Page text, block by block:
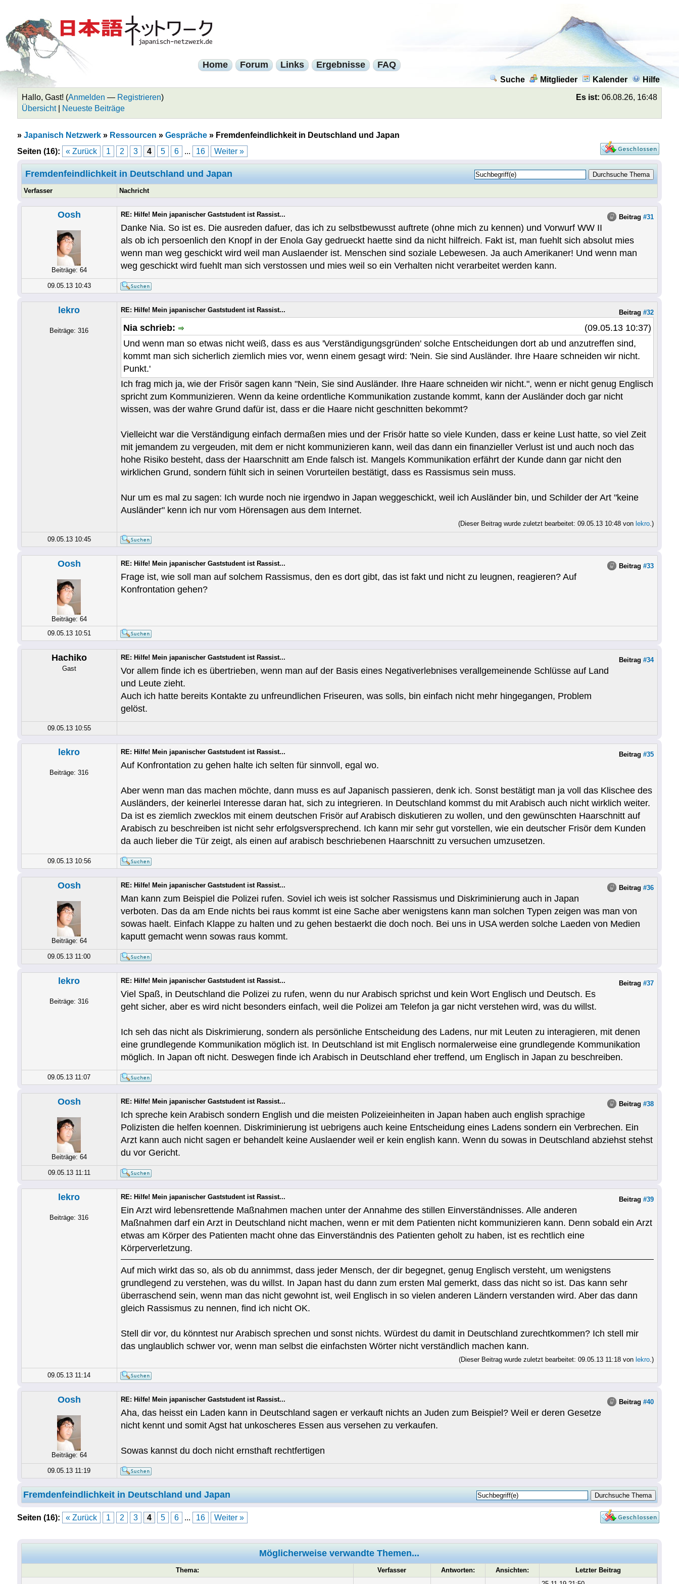
Home Forum Links Ergebnisse FAQ
Suche Mitglieder Kalender Hilfe
Es ist: 06.08.26, 16:48
Hallo, Gast! (Anmelden — Registrieren)
Übersicht| Neueste Beiträge
» Japanisch Netzwerk» Ressourcen » Gespräche» Fremdenfeindlichkeit in Deutschland und Japan
Seiten (16):
« Zurück 1 2 3 4 5 6 ... 16 Weiter »
Fremdenfeindlichkeit in Deutschland und Japan
Verfasser Nachricht
Oosh
Beiträge: 64
Beitrag #31
RE: Hilfe! Mein japanischer Gaststudent ist Rassist...
Danke Nia. So ist es. Die ausreden dafuer, das ich zu selbstbewusst auftrete (ohne mich zu kennen) und Vorwurf WW II
als ob ich persoenlich den Knopf in der Enola Gay gedrueckt haette sind da nicht hilfreich. Fakt ist, man fuehlt sich absolut mies
wenn man weg geschickt wird weil man Auslaender ist. Menschen sind soziale Lebewesen. Ja auch Amerikaner! Und wenn man
weg geschickt wird fuehlt man sich verstossen und mies weil so ein Verhalten nicht verarbeitet werden kann.
09.05.13 10:43
lekro
Beiträge: 316
Beitrag #32
RE: Hilfe! Mein japanischer Gaststudent ist Rassist...
(09.05.13 10:37)
Nia schrieb:
Und wenn man so etwas nicht weiß, dass es aus 'Verständigungsgründen' solche Entscheidungen dort ab und anzutreffen sind,
kommt man sich sicherlich ziemlich mies vor, wenn einem gesagt wird: 'Nein. Sie sind Ausländer. Ihre Haare schneiden wir nicht.
Punkt.'
Ich frag mich ja, wie der Frisör sagen kann "Nein, Sie sind Ausländer. Ihre Haare schneiden wir nicht.", wenn er nicht genug Englisch
spricht zum Kommunizieren. Wenn da keine ordentliche Kommunikation zustande kommt, kann der Ausländer doch gar nicht
wissen, was der wahre Grund dafür ist, dass er die Haare nicht geschnitten bekommt?
Vielleicht war die Verständigung einfach dermaßen mies und der Frisör hatte so viele Kunden, dass er keine Lust hatte, so viel Zeit
mit jemandem zu vergeuden, mit dem er nicht kommunizieren kann, weil das dann ein finanzieller Verlust ist und auch noch das
hohe Risiko besteht, dass der Haarschnitt am Ende falsch ist. Mangels Kommunikation erfährt der Kunde dann gar nicht den
wirklichen Grund, sondern fühlt sich in seinen Vorurteilen bestätigt, dass es Rassismus sein muss.
Nur um es mal zu sagen: Ich wurde noch nie irgendwo in Japan weggeschickt, weil ich Ausländer bin, und Schilder der Art "keine
Ausländer" kenn ich nur vom Hörensagen aus dem Internet.
(Dieser Beitrag wurde zuletzt bearbeitet: 09.05.13 10:48 von lekro.)
09.05.13 10:45
Oosh
Beiträge: 64
Beitrag #33
RE: Hilfe! Mein japanischer Gaststudent ist Rassist...
Frage ist, wie soll man auf solchem Rassismus, den es dort gibt, das ist fakt und nicht zu leugnen, reagieren? Auf
Konfrontation gehen?
09.05.13 10:51
Hachiko
Gast
Beitrag #34
RE: Hilfe! Mein japanischer Gaststudent ist Rassist...
Vor allem finde ich es übertrieben, wenn man auf der Basis eines Negativerlebnises verallgemeinende Schlüsse auf Land
und Leute zieht.
Auch ich hatte bereits Kontakte zu unfreundlichen Friseuren, was solls, bin einfach nicht mehr hingegangen, Problem
gelöst.
09.05.13 10:55
lekro
Beiträge: 316
Beitrag #35
RE: Hilfe! Mein japanischer Gaststudent ist Rassist...
Auf Konfrontation zu gehen halte ich selten für sinnvoll, egal wo.
Aber wenn man das machen möchte, dann muss es auf Japanisch passieren, denk ich. Sonst bestätigt man ja voll das Klischee des
Ausländers, der keinerlei Interesse daran hat, sich zu integrieren. In Deutschland kommst du mit Arabisch auch nicht wirklich weiter.
Da ist es ziemlich zwecklos mit einem deutschen Frisör auf Arabisch diskutieren zu wollen, und den gewünschten Haarschnitt auf
Arabisch zu beschreiben ist nicht sehr erfolgsversprechend. Ich kann mir sehr gut vorstellen, wie ein deutscher Frisör dem Kunden
da auch lieber die Tür zeigt, als einen auf arabisch beschriebenen Haarschnitt zu versuchen umzusetzen.
09.05.13 10:56
Oosh
Beiträge: 64
Beitrag #36
RE: Hilfe! Mein japanischer Gaststudent ist Rassist...
Man kann zum Beispiel die Polizei rufen. Soviel ich weis ist solcher Rassismus und Diskriminierung auch in Japan
verboten. Das da am Ende nichts bei raus kommt ist eine Sache aber wenigstens kann man solchen Typen zeigen was man von
sowas haelt. Einfach Klappe zu halten und zu gehen bestaerkt die doch noch. Bei uns in USA werden solche Laeden von Medien
kaputt gemacht wenn sowas raus kommt.
09.05.13 11:00
lekro
Beiträge: 316
Beitrag #37
RE: Hilfe! Mein japanischer Gaststudent ist Rassist...
Viel Spaß, in Deutschland die Polizei zu rufen, wenn du nur Arabisch sprichst und kein Wort Englisch und Deutsch. Es
geht sicher, aber es wird nicht besonders einfach, weil die Polizei am Telefon ja gar nicht verstehen wird, was du willst.
Ich seh das nicht als Diskrimierung, sondern als persönliche Entscheidung des Ladens, nur mit Leuten zu interagieren, mit denen
eine grundlegende Kommunikation möglich ist. In Deutschland ist mit Englisch normalerweise eine grundlegende Kommunikation
möglich. In Japan oft nicht. Deswegen finde ich Arabisch in Deutschland eher treffend, um Englisch in Japan zu beschreiben.
09.05.13 11:07
Oosh
Beiträge: 64
Beitrag #38
RE: Hilfe! Mein japanischer Gaststudent ist Rassist...
Ich spreche kein Arabisch sondern English und die meisten Polizeieinheiten in Japan haben auch english sprachige
Polizisten die helfen koennen. Diskriminierung ist uebrigens auch keine Entscheidung eines Ladens sondern ein Verbrechen. Ein
Arzt kann auch nicht sagen er behandelt keine Auslaender weil er kein english kann. Wenn du sowas in Deutschland abziehst stehst
du vor Gericht.
09.05.13 11:11
lekro
Beiträge: 316
Beitrag #39
RE: Hilfe! Mein japanischer Gaststudent ist Rassist...
Ein Arzt wird lebensrettende Maßnahmen machen unter der Annahme des stillen Einverständnisses. Alle anderen
Maßnahmen darf ein Arzt in Deutschland nicht machen, wenn er mit dem Patienten nicht kommunizieren kann. Denn sobald ein Arzt
etwas am Körper des Patienten macht ohne das Einverständnis des Patienten geholt zu haben, ist es rechtlich eine
Körperverletzung.
Auf mich wirkt das so, als ob du annimmst, dass jeder Mensch, der dir begegnet, genug Englisch versteht, um wenigstens
grundlegend zu verstehen, was du willst. In Japan hast du dann zum ersten Mal gemerkt, dass das nicht so ist. Das kann sehr
überraschend sein, wenn man das nicht gewohnt ist, weil Englisch in so vielen anderen Ländern verstanden wird. Aber das dann
gleich Rassismus zu nennen, find ich nicht OK.
Stell dir vor, du könntest nur Arabisch sprechen und sonst nichts. Würdest du damit in Deutschland zurechtkommen? Ich stell mir
das unglaublich schwer vor, wenn man selbst die einfachsten Wörter nicht verständlich machen kann.
(Dieser Beitrag wurde zuletzt bearbeitet: 09.05.13 11:18 von lekro.)
09.05.13 11:14
Oosh
Beiträge: 64
Beitrag #40
RE: Hilfe! Mein japanischer Gaststudent ist Rassist...
Aha, das heisst ein Laden kann in Deutschland sagen er verkauft nichts an Juden zum Beispiel? Weil er deren Gesetze
nicht kennt und somit Agst hat unkoscheres Essen aus versehen zu verkaufen.
Sowas kannst du doch nicht ernsthaft rechtfertigen
09.05.13 11:19
Fremdenfeindlichkeit in Deutschland und Japan
Seiten (16): « Zurück 1 2 3 4 5 6 ... 16 Weiter »
Möglicherweise verwandte Themen...
Thema: Verfasser Antworten: Ansichten: Letzter Beitrag